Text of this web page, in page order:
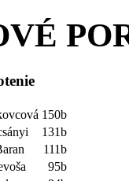
150b
131b
111b
95b